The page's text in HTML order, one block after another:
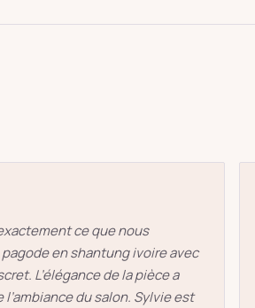
ce que nous
en shantung ivoire avec
L’élégance de la pièce a
du salon. Sylvie est